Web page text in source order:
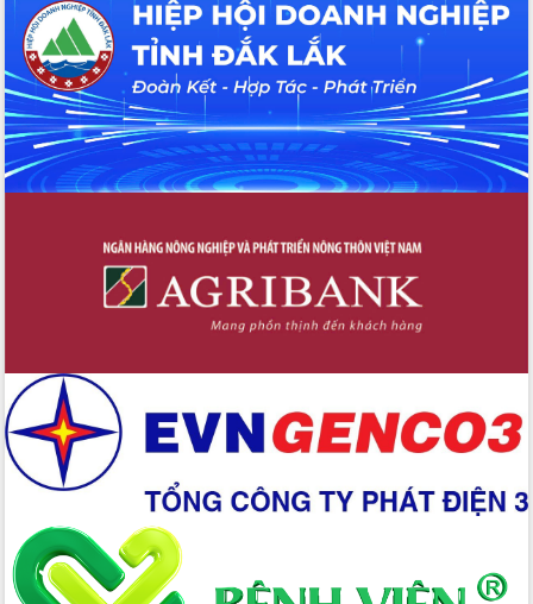
Hội thảo khoa học “Giải pháp thúc đẩy
phát triển nền kinh tế xanh tại tỉnh
Đắk Lắk”
Tăng cường giám sát, đôn đốc thực
hiện nhiệm vụ quản lý tài sản công
hàng tuần
Tháo gỡ những vướng mắc, đẩy mạnh
Đắk Lắk: Tôn vinh 46 giải pháp tại Hội
thi Sáng tạo Kỹ thuật 2024 - 2025
Đắk Lắk rà soát, điều chỉnh Đề án 190
Phó Chủ tịch UBND tỉnh Đắk Lắk
Trương Công Thái kiểm tra thực địa
Dự án cao tốc Khánh Hòa - Buôn Ma
Thuột
Định vị cà phê Việt Nam như một “di
sản sống” trong dòng chảy toàn cầu
Xây dựng nông thôn mới: Nâng cao đời
sống người dân từ những mô hình thiết
thực